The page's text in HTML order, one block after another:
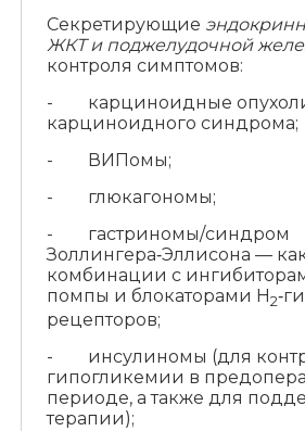
Секретирующие
ЖКТ и поджелудочной
контроля симптомов:
- карциноидные
карциноидного синдрома;
- ВИПомы;
- глюкагономы;
- гастриномы/синдром
Золлингера‑Эллисона —
комбинации с
помпы и блокаторами H2
рецепторов;
- инсулиномы (для
гипогликемии в
периоде, а также для
терапии);